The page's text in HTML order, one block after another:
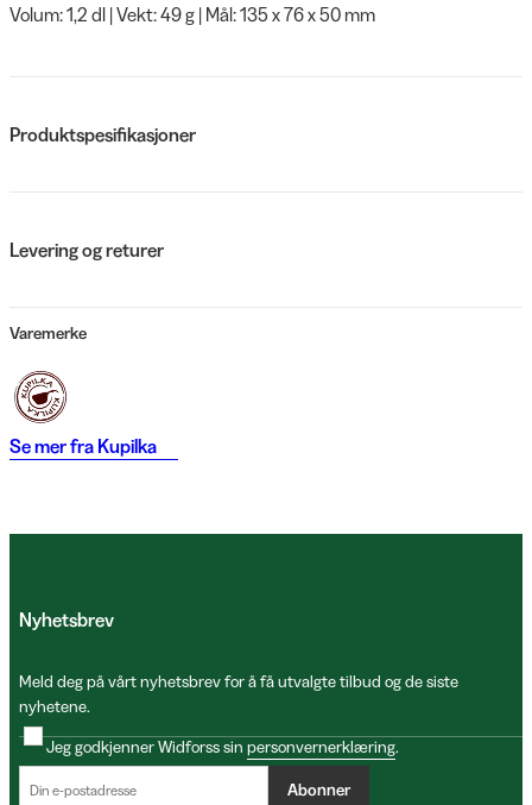
Volum: 1,2 dl | Vekt: 49 g | Mål: 135 x 76 x 50 mm
Produktspesifikasjoner
Levering og returer
Varemerke
Se mer fra Kupilka
Nyhetsbrev
Meld deg på vårt nyhetsbrev for å få utvalgte tilbud og de siste
nyhetene.
Jeg godkjenner Widforss sin personvernerklæring.
Abonner